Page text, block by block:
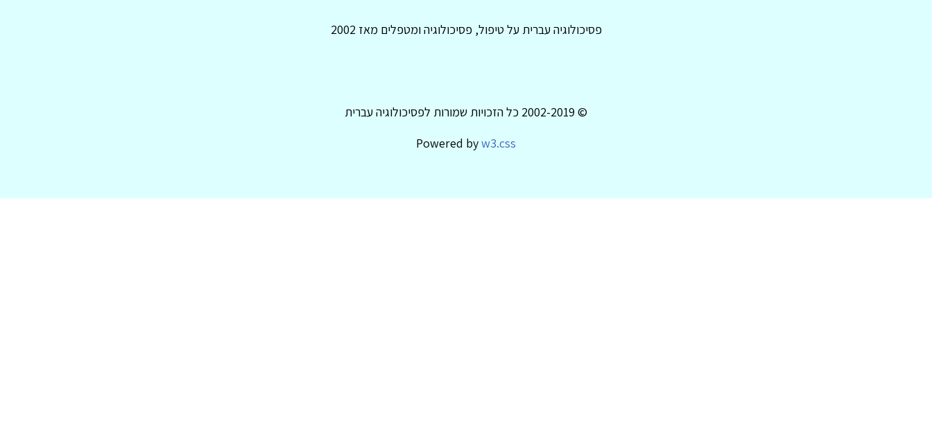
פסיכולוגיה עברית על טיפול, פסיכולוגיה ומטפלים מאז 2002
© 2002-2019 כל הזכויות שמורות לפסיכולוגיה עברית
Powered byw3.css